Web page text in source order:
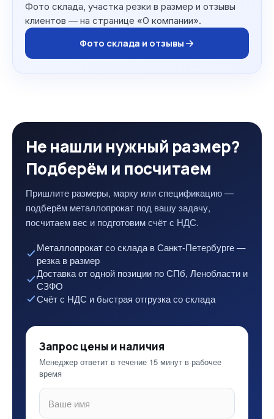
Фото склада, участка резки в размер и отзывы
клиентов — на странице «О компании».
Фото склада и отзывы
Не нашли нужный размер?
Подберём и посчитаем
Пришлите размеры, марку или спецификацию —
подберём металлопрокат под вашу задачу,
посчитаем вес и подготовим счёт с НДС.
Металлопрокат со склада в Санкт-Петербурге —
резка в размер
Доставка от одной позиции по СПб, Ленобласти и
СЗФО
Счёт с НДС и быстрая отгрузка со склада
Запрос цены и наличия
Менеджер ответит в течение 15 минут в рабочее
время